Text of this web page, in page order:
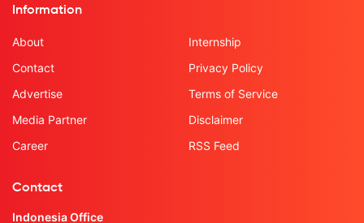
Information
About
Contact
Advertise
Media Partner
Career
Internship
Privacy Policy
Terms of Service
Disclaimer
RSS Feed
Contact
Indonesia Office